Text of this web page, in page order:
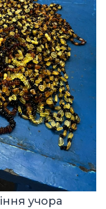
учора